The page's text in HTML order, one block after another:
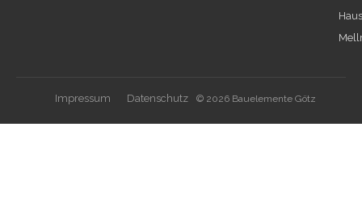
Impressum Datenschutz © 2026 Bauelemente Götz